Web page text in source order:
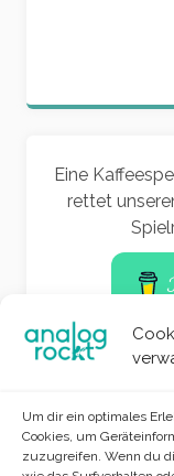
Um dir ein optimales
Cookies, um
zuzugreifen. Wenn du
Eine
rettet